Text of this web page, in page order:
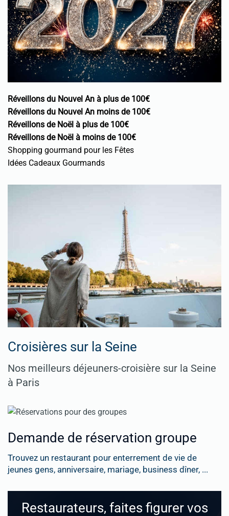
Réveillons du Nouvel An à plus de 100€
Réveillons du Nouvel An moins de 100€
Réveillons de Noël à plus de 100€
Réveillons de Noël à moins de 100€
Shopping gourmand pour les Fêtes
Idées Cadeaux Gourmands
Croisières sur la Seine
Nos meilleurs déjeuners-croisière sur la Seine
à Paris
Demande de réservation groupe
Trouvez un restaurant pour enterrement de vie de
jeunes gens, anniversaire, mariage, business dîner, ...
Restaurateurs, faites figurer vos